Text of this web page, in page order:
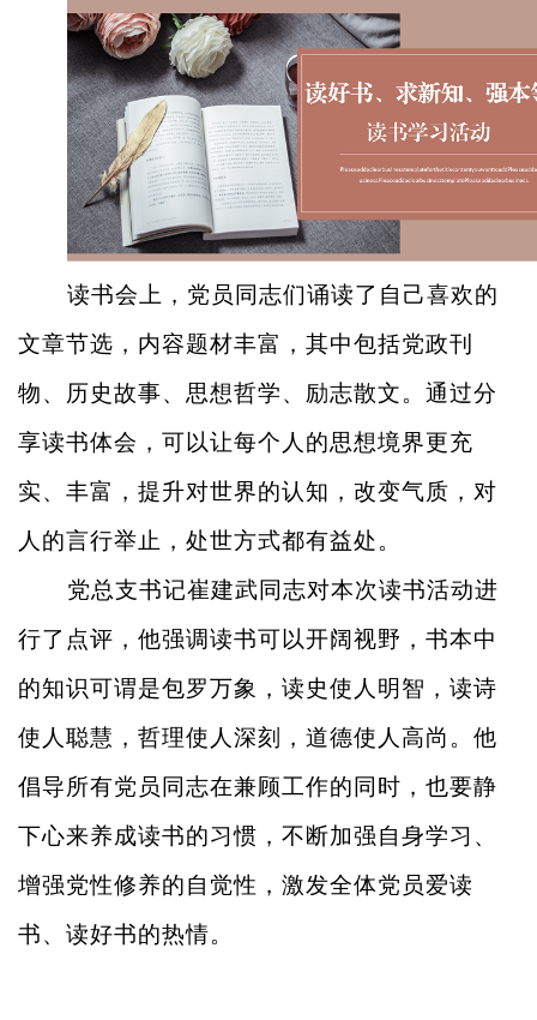
读书会上，党员同志们诵读了自己喜欢的
文章节选，内容题材丰富，其中包括党政刊
物、历史故事、思想哲学、励志散文。通过分
享读书体会，可以让每个人的思想境界更充
实、丰富，提升对世界的认知，改变气质，对
人的言行举止，处世方式都有益处。
党总支书记崔建武同志对本次读书活动进
行了点评，他强调读书可以开阔视野，书本中
的知识可谓是包罗万象，读史使人明智，读诗
使人聪慧，哲理使人深刻，道德使人高尚。他
倡导所有党员同志在兼顾工作的同时，也要静
下心来养成读书的习惯，不断加强自身学习、
增强党性修养的自觉性，激发全体党员爱读
书、读好书的热情。